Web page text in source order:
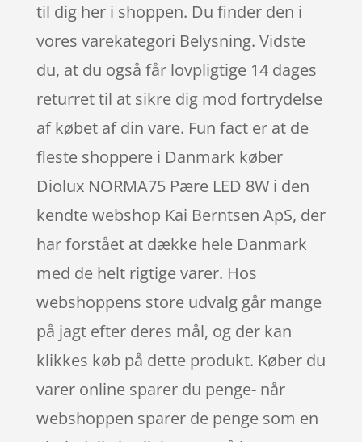
til dig her i shoppen. Du finder den i
vores varekategori Belysning. Vidste
du, at du også får lovpligtige 14 dages
returret til at sikre dig mod fortrydelse
af købet af din vare. Fun fact er at de
fleste shoppere i Danmark køber
Diolux NORMA75 Pære LED 8W i den
kendte webshop Kai Berntsen ApS, der
har forstået at dække hele Danmark
med de helt rigtige varer. Hos
webshoppens store udvalg går mange
på jagt efter deres mål, og der kan
klikkes køb på dette produkt. Køber du
varer online sparer du penge- når
webshoppen sparer de penge som en